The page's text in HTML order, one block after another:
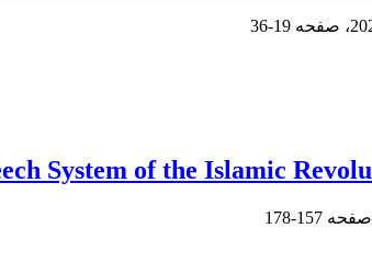
19-36
System of the Islamic
157-178